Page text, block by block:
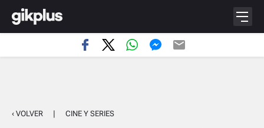
‹ VOLVER | CINE Y SERIES